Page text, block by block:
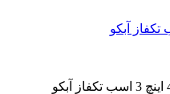
پمپ آب 4 اینچ 3 اسب تکفاز آبکو